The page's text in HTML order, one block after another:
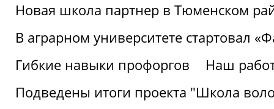
Новая школа партнер в Тюменском
В аграрном университете стартовал
Гибкие навыки профоргов
Наш
Подведены итоги проекта "Школа